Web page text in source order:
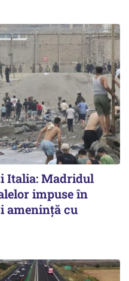
Italia: Madridul
impuse în
amenință cu